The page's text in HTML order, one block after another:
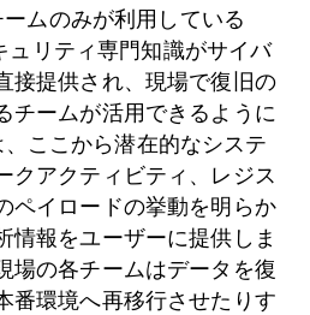
ームのみが利用している
ュリティ専門知識がサイバ
接提供され、現場で復旧の
チームが活用できるように
ここから潜在的なシステ
クアクティビティ、レジス
ペイロードの挙動を明らか
情報をユーザーに提供しま
場の各チームはデータを復
番環境へ再移行させたりす